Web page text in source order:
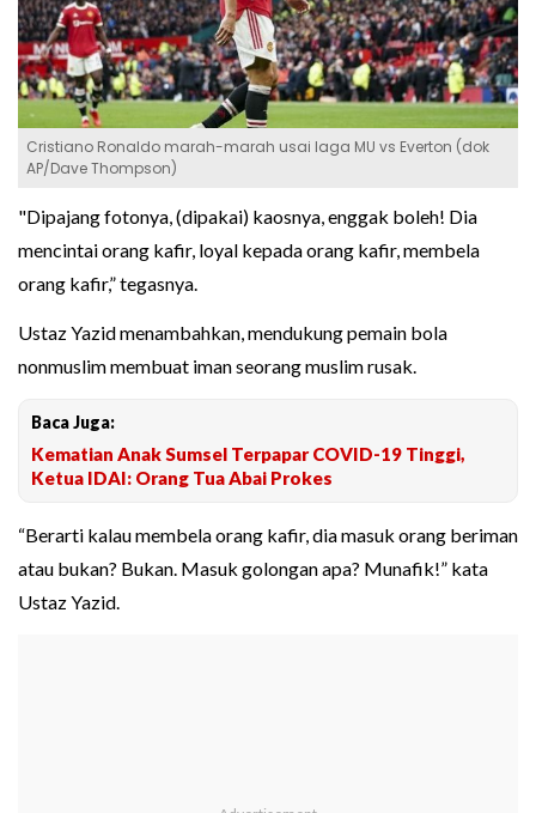
Cristiano Ronaldo marah-marah usai laga MU vs Everton (dok
AP/Dave Thompson)
"Dipajang fotonya, (dipakai) kaosnya, enggak boleh! Dia
mencintai orang kafir, loyal kepada orang kafir, membela
orang kafir,” tegasnya.
Ustaz Yazid menambahkan, mendukung pemain bola
nonmuslim membuat iman seorang muslim rusak.
Baca Juga:
Kematian Anak Sumsel Terpapar COVID-19 Tinggi,
Ketua IDAI: Orang Tua Abai Prokes
“Berarti kalau membela orang kafir, dia masuk orang beriman
atau bukan? Bukan. Masuk golongan apa? Munafik!” kata
Ustaz Yazid.